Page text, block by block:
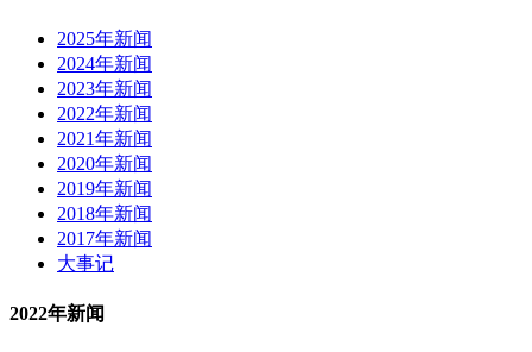
2025年新闻
2024年新闻
2023年新闻
2022年新闻
2021年新闻
2020年新闻
2019年新闻
2018年新闻
2017年新闻
大事记
2022年新闻